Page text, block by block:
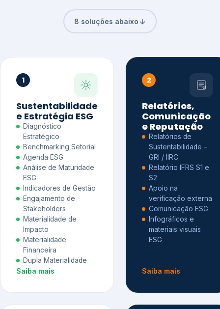
8 soluções abaixo
1
Sustentabilidade
e Estratégia ESG
Diagnóstico
Estratégico
Benchmarking Setorial
Agenda ESG
Análise de Maturidade
ESG
Indicadores de Gestão
Engajamento de
Stakeholders
Materialidade de
Impacto
Materialidade
Financeira
Dupla Materialidade
Saiba mais
2
Relatórios,
Comunicação
e Reputação
Relatórios de
Sustentabilidade –
GRI / IIRC
Relatório IFRS S1 e
S2
Apoio na
verificação externa
Comunicação ESG
Infográficos e
materiais visuais
ESG
Saiba mais